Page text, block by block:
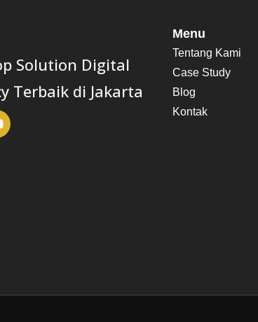
Solution Digital
Terbaik di Jakarta
Menu
Tentang Kami
Case Study
Blog
Kontak